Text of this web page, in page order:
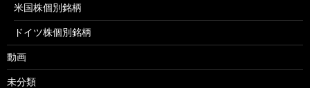
米国株個別銘柄
ドイツ株個別銘柄
動画
未分類